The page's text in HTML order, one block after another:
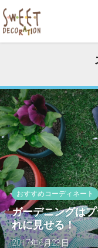
おすすめコーディネート
ガーデニングは
れに見せる！
2017年6月23日